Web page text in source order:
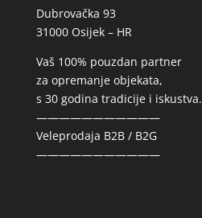
Dubrovačka 93
31000 Osijek – HR
Vaš 100% pouzdan partner
za opremanje objekata,
s 30 godina tradicije i iskustva.
———————————
Veleprodaja B2B / B2G
———————————